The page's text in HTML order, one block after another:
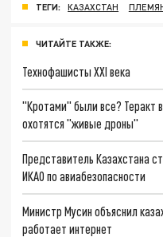
ТЕГИ: КАЗАХСТАН
ЧИТАЙТЕ ТАКЖЕ:
Технофашисты XXI века
"Кротами" были все? Теракт
охотятся "живые дроны"
Представитель Казахстана
ИКАО по авиабезопасности
Министр Мусин объяснил
работает интернет